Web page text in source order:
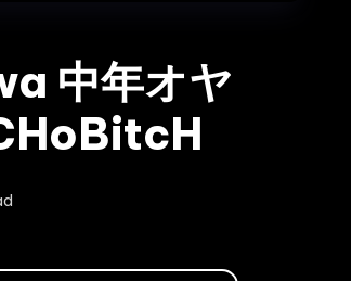
中年オヤ